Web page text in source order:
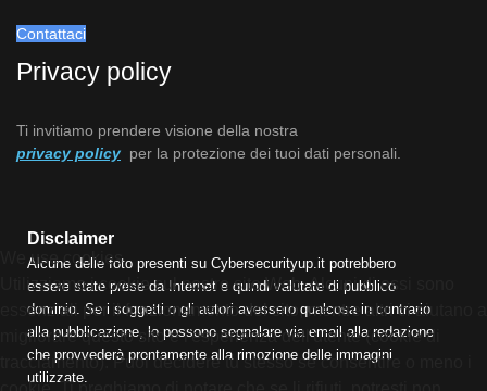
Contattaci
Privacy policy
Ti invitiamo prendere visione della nostra
privacy policy per la protezione dei tuoi dati personali.
Disclaimer
Alcune delle foto presenti su Cybersecurityup.it potrebbero
essere state prese da Internet e quindi valutate di pubblico
dominio. Se i soggetti o gli autori avessero qualcosa in contrario
alla pubblicazione, lo possono segnalare via email alla redazione
che provvederà prontamente alla rimozione delle immagini
utilizzate.
We use cookies
Utilizziamo i cookie sul nostro sito Web. Alcuni di essi sono
essenziali per il funzionamento del sito, mentre altri ci aiutano a
migliorare questo sito e l'esperienza dell'utente (cookie di
tracciamento). Puoi decidere tu stesso se consentire o meno i